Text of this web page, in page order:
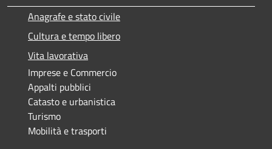
Anagrafe e stato civile
Cultura e tempo libero
Vita lavorativa
Imprese e Commercio
Appalti pubblici
Catasto e urbanistica
Turismo
Mobilità e trasporti